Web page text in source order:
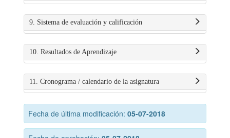
9. Sistema de evaluación y calificación
10. Resultados de Aprendizaje
11. Cronograma / calendario de la asignatura
Fecha de última modificación: 05-07-2018